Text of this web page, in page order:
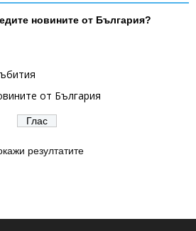
новините от България?
от България
резултатите